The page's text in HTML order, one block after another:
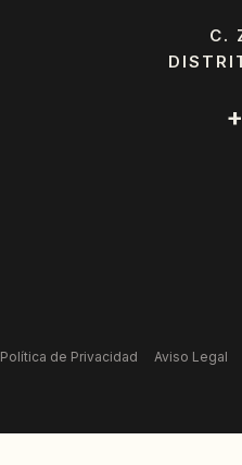
C.
Política de Privacidad Aviso Legal